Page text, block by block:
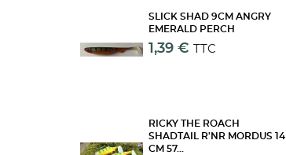
commande terminée, on
vous enverra un mail avec
votre...
SLICK SHAD 9CM ANGRY
EMERALD PERCH
1,39 € TTC
RICKY THE ROACH
SHADTAIL R'NR MORDUS 14
CM 57...